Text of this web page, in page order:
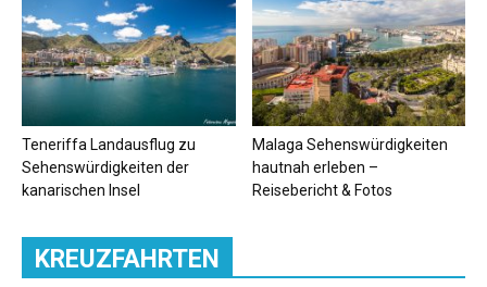
Teneriffa Landausflug zu
Sehenswürdigkeiten der
kanarischen Insel
Malaga Sehenswürdigkeiten
hautnah erleben –
Reisebericht & Fotos
KREUZFAHRTEN